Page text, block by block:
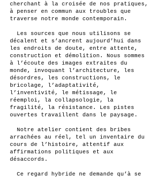
cherchant à la croisée de nos pratiques,
à penser en commun aux troubles que
traverse notre monde contemporain.
Les sources que nous utilisons se
décalent et s’ancrent aujourd’hui dans
les endroits de doute, entre attente,
construction et démolition. Nous sommes
à l’écoute des images extraites du
monde, invoquant l’architecture, les
désordres, les constructions, le
bricolage, l’adaptativité,
l’inventivité, le métissage, le
réemploi, la collapsologie, la
fragilité, la résistance. Les pistes
ouvertes travaillent dans le paysage.
Notre atelier contient des bribes
arrachées au réel, tel un inventaire du
cours de l’histoire, attentif aux
affirmations politiques et aux
désaccords.
Ce regard hybride ne demande qu’à se